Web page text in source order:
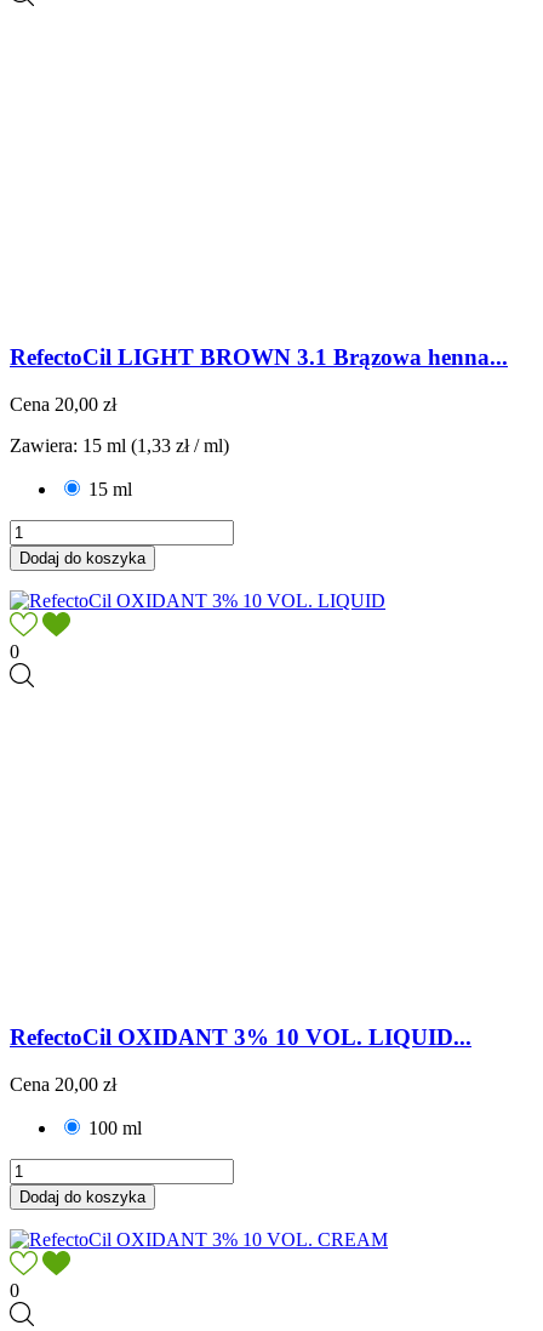
RefectoCil LIGHT BROWN 3.1 Brązowa henna...
Cena 20,00 zł
Zawiera: 15 ml (1,33 zł / ml)
15 ml
Dodaj do koszyka
0
RefectoCil OXIDANT 3% 10 VOL. LIQUID...
Cena 20,00 zł
100 ml
Dodaj do koszyka
0